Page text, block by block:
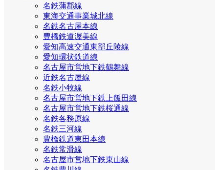
名鉄蒲郡線
東海交通事業城北線
名鉄名古屋本線
豊橋鉄道渥美線
愛知高速交通東部丘陵線
愛知環状鉄道線
名古屋市営地下鉄鶴舞線
近鉄名古屋線
名鉄小牧線
名古屋市営地下鉄上飯田線
名古屋市営地下鉄桜通線
名鉄各務原線
名鉄三河線
豊橋鉄道東田本線
名鉄常滑線
名古屋市営地下鉄東山線